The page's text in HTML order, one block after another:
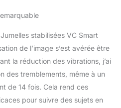
et compactes.
long et oculaires
réglables Batterie au
Lithium CR2 fournie
stabilisées VC Smart
de l’image s’est avérée être
la réduction des vibrations, j’ai
des tremblements, même à un
de 14 fois. Cela rend ces
pour suivre des sujets en